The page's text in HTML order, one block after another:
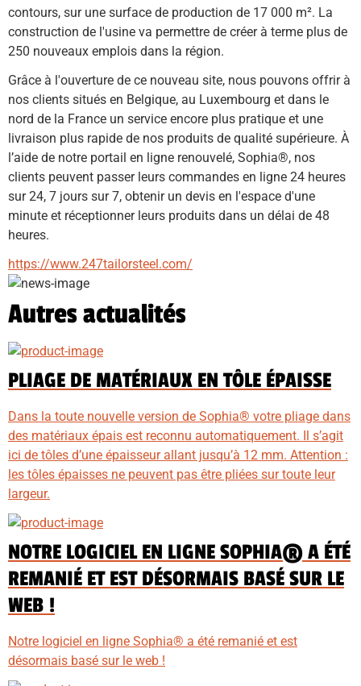
contours, sur une surface de production de 17 000 m². La
construction de l'usine va permettre de créer à terme plus de
250 nouveaux emplois dans la région.
Grâce à l'ouverture de ce nouveau site, nous pouvons offrir à
nos clients situés en Belgique, au Luxembourg et dans le
nord de la France un service encore plus pratique et une
livraison plus rapide de nos produits de qualité supérieure. À
l’aide de notre portail en ligne renouvelé, Sophia®, nos
clients peuvent passer leurs commandes en ligne 24 heures
sur 24, 7 jours sur 7, obtenir un devis en l'espace d'une
minute et réceptionner leurs produits dans un délai de 48
heures.
https://www.247tailorsteel.com/
Autres actualités
PLIAGE DE MATÉRIAUX EN TÔLE ÉPAISSE
Dans la toute nouvelle version de Sophia® votre pliage dans
des matériaux épais est reconnu automatiquement. Il s’agit
ici de tôles d’une épaisseur allant jusqu’à 12 mm. Attention :
les tôles épaisses ne peuvent pas être pliées sur toute leur
largeur.
NOTRE LOGICIEL EN LIGNE SOPHIA® A ÉTÉ
REMANIÉ ET EST DÉSORMAIS BASÉ SUR LE
WEB !
Notre logiciel en ligne Sophia® a été remanié et est
désormais basé sur le web !